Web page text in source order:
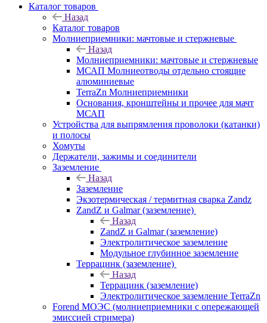
Каталог товаров
Назад
Каталог товаров
Молниеприемники: мачтовые и стержневые
Назад
Молниеприемники: мачтовые и стержневые
МСАП Молниеотводы отдельно стоящие
алюминиевые
TerraZn Молниеприемники
Основания, кронштейны и прочее для мачт
МСАП
Устройства для выпрямления проволоки (катанки)
и полосы
Хомуты
Держатели, зажимы и соединители
Заземление
Назад
Заземление
Экзотермическая / термитная сварка Zandz
ZandZ и Galmar (заземление)
Назад
ZandZ и Galmar (заземление)
Электролитическое заземление
Модульное глубинное заземление
Террацинк (заземление)
Назад
Террацинк (заземление)
Электролитическое заземление TerraZn
Forend МОЭС (молниеприемники с опережающей
эмиссией стримера)